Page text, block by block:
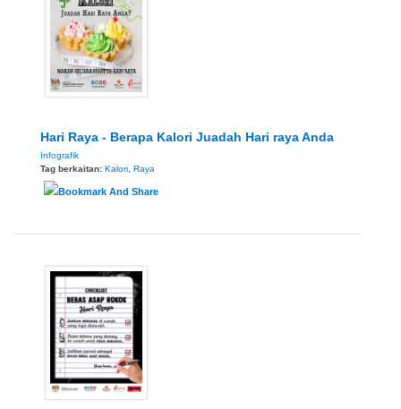
Hari Raya - Berapa Kalori Juadah Hari raya Anda
Infografik
Tag berkaitan: Kalori Raya